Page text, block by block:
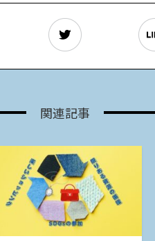
関連記事